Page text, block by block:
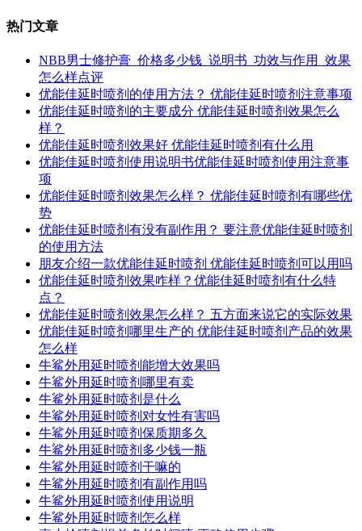
热门文章
NBB男士修护膏_价格多少钱_说明书_功效与作用_效果
怎么样点评
优能佳延时喷剂的使用方法？ 优能佳延时喷剂注意事项
优能佳延时喷剂的主要成分 优能佳延时喷剂效果怎么
样？
优能佳延时喷剂效果好 优能佳延时喷剂有什么用
优能佳延时喷剂使用说明书优能佳延时喷剂使用注意事
项
优能佳延时喷剂效果怎么样？ 优能佳延时喷剂有哪些优
势
优能佳延时喷剂有没有副作用？ 要注意优能佳延时喷剂
的使用方法
朋友介绍一款优能佳延时喷剂 优能佳延时喷剂可以用吗
优能佳延时喷剂效果咋样？优能佳延时喷剂有什么特
点？
优能佳延时喷剂效果怎么样？ 五方面来说它的实际效果
优能佳延时喷剂哪里生产的 优能佳延时喷剂产品的效果
怎么样
牛鲨外用延时喷剂能增大效果吗
牛鲨外用延时喷剂哪里有卖
牛鲨外用延时喷剂是什么
牛鲨外用延时喷剂对女性有害吗
牛鲨外用延时喷剂保质期多久
牛鲨外用延时喷剂多少钱一瓶
牛鲨外用延时喷剂干嘛的
牛鲨外用延时喷剂有副作用吗
牛鲨外用延时喷剂使用说明
牛鲨外用延时喷剂怎么样